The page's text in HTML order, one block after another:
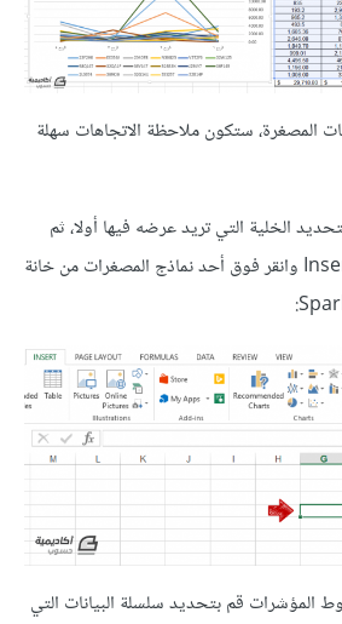
المصغرة، ستكون ملاحظة الاتجاهات سهلة
الخلية التي تريد عرضه فيها أولا، ثم
اذهب إلى تبويب إدراج Insert وانقر فوق أحد نماذج المصغرات من خانة
المؤشرات قم بتحديد سلسلة البيانات التي